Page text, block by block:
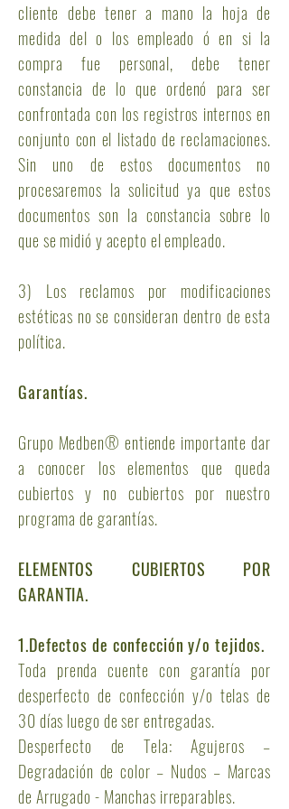
cliente debe tener a mano la hoja de
medida del o los empleado ó en si la
compra fue personal, debe tener
constancia de lo que ordenó para ser
confrontada con los registros internos en
conjunto con el listado de reclamaciones.
Sin uno de estos documentos no
procesaremos la solicitud ya que estos
documentos son la constancia sobre lo
que se midió y acepto el empleado.
3) Los reclamos por modificaciones
estéticas no se consideran dentro de esta
política.
Garantías.
Grupo Medben® entiende importante dar
a conocer los elementos que queda
cubiertos y no cubiertos por nuestro
programa de garantías.
ELEMENTOS CUBIERTOS POR
GARANTIA.
1.Defectos de confección y/o tejidos.
Toda prenda cuente con garantía por
desperfecto de confección y/o telas de
30 días luego de ser entregadas.
Desperfecto de Tela: Agujeros –
Degradación de color – Nudos – Marcas
de Arrugado - Manchas irreparables.